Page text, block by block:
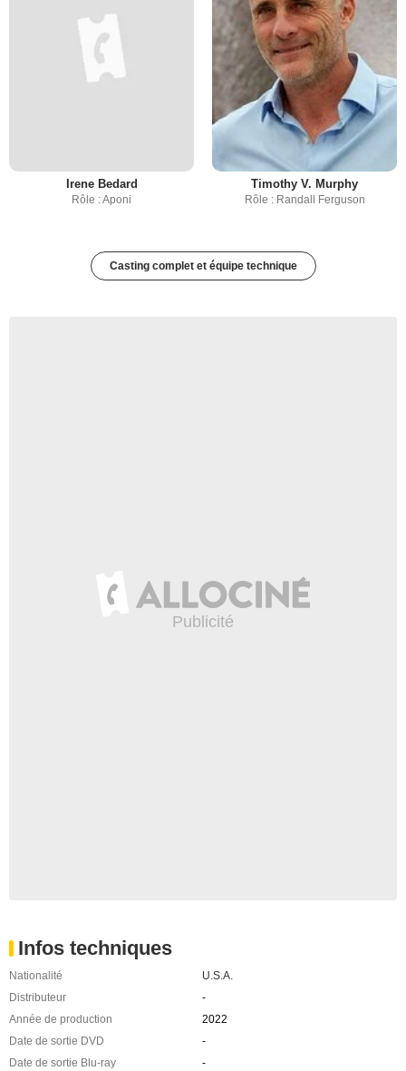
Irene Bedard
Rôle : Aponi
Timothy V. Murphy
Rôle : Randall Ferguson
Casting complet et équipe technique
Infos techniques
Nationalité
U.S.A.
Distributeur
-
Année de production
2022
Date de sortie DVD
-
Date de sortie Blu-ray
-